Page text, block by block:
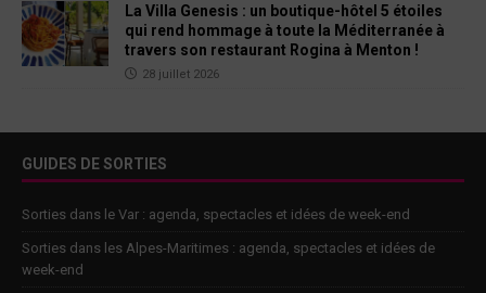
La Villa Genesis : un boutique-hôtel 5 étoiles
qui rend hommage à toute la Méditerranée à
travers son restaurant Rogina à Menton !
28 juillet 2026
GUIDES DE SORTIES
Sorties dans le Var : agenda, spectacles et idées de week-end
Sorties dans les Alpes-Maritimes : agenda, spectacles et idées de
week-end